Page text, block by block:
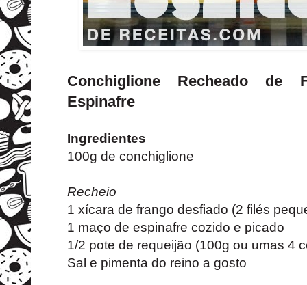
Conchiglione Recheado de
Espinafre
Ingredientes
100g de conchiglione
Recheio
1 xícara de frango desfiado (2 filés
1 maço de espinafre cozido e picado
1/2 pote de requeijão (100g ou umas 4
Sal e pimenta do reino a gosto